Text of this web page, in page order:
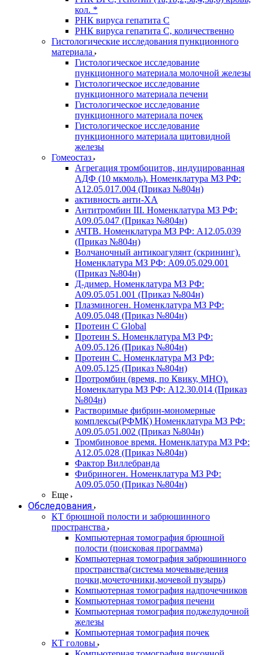
кол. *
РНК вируса гепатита C
РНК вируса гепатита C, количественно
Гистологические исследования пункционного
материала
Гистологическое исследование
пункционного материала молочной железы
Гистологическое исследование
пункционного материала печени
Гистологическое исследование
пункционного материала почек
Гистологическое исследование
пункционного материала щитовидной
железы
Гомеостаз
Агрегация тромбоцитов, индуцированная
АДФ (10 мкмоль). Номенклатура МЗ РФ:
A12.05.017.004 (Приказ №804н)
активность анти-ХА
Антитромбин III. Номенклатура МЗ РФ:
A09.05.047 (Приказ №804н)
АЧТВ. Номенклатура МЗ РФ: A12.05.039
(Приказ №804н)
Волчаночный антикоагулянт (скрининг).
Номенклатура МЗ РФ: A09.05.029.001
(Приказ №804н)
Д-димер. Номенклатура МЗ РФ:
A09.05.051.001 (Приказ №804н)
Плазминоген. Номенклатура МЗ РФ:
A09.05.048 (Приказ №804н)
Протеин C Global
Протеин S. Номенклатура МЗ РФ:
A09.05.126 (Приказ №804н)
Протеин С. Номенклатура МЗ РФ:
A09.05.125 (Приказ №804н)
Протромбин (время, по Квику, МНО).
Номенклатура МЗ РФ: A12.30.014 (Приказ
№804н)
Растворимые фибрин-мономерные
комплексы(РФМК) Номенклатура МЗ РФ:
A09.05.051.002 (Приказ №804н)
Тромбиновое время. Номенклатура МЗ РФ:
A12.05.028 (Приказ №804н)
Фактор Виллебранда
Фибриноген. Номенклатура МЗ РФ:
A09.05.050 (Приказ №804н)
Еще
Обследования
КТ брюшной полости и забрюшинного
пространства
Компьютерная томография брюшной
полости (поисковая программа)
Компьютерная томография забрюшинного
пространства(система мочевыведения
почки,мочеточники,мочевой пузырь)
Компьютерная томография надпочечников
Компьютерная томография печени
Компьютерная томография поджелудочной
железы
Компьютерная томография почек
КТ головы